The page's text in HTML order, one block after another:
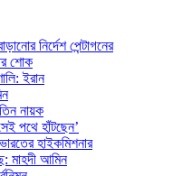
নির্দেশ পেন্টাগনের
শোক
ইরান
নায়ক
পথে হাঁটছেন’
হাইকমিশনার
মাহদী আমিন